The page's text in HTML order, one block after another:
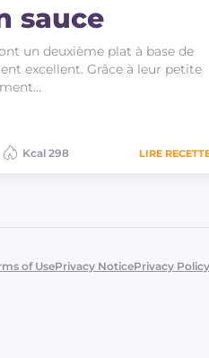
sauce
un deuxième plat à base de
excellent. Grâce à leur petite
Kcal 298 LIRE
of UsePrivacy NoticePrivacy Policy